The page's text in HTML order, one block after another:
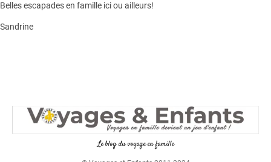
Belles escapades en famille ici ou ailleurs!
Sandrine
Le blog du voyage en famille